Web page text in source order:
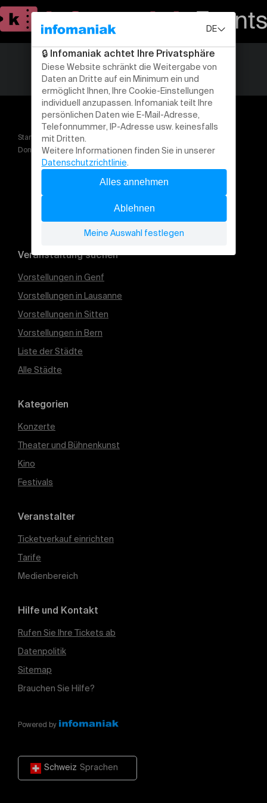
Startseite
Konferenzen
Donnerstag | ASA TCM Kongress 2026
Veranstaltung suchen
Vorstellungen in Genf
Vorstellungen in Lausanne
Vorstellungen in Sitten
Vorstellungen in Bern
Liste der Städte
Alle Städte
Kategorien
Konzerte
Theater und Bühnenkunst
Kino
Festivals
Veranstalter
Ticketverkauf einrichten
Tarife
Medienbereich
Hilfe und Kontakt
Rufen Sie Ihre Tickets ab
Datenpolitik
Sitemap
Brauchen Sie Hilfe?
Powered by
Schweiz Sprachen